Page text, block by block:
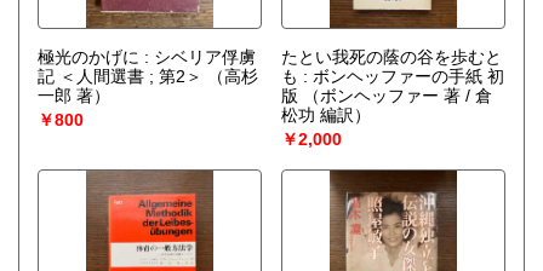
極光のかげに : シベリア俘虜
記 ＜人間選書 ; 第2＞
（高杉
一郎 著）
￥800
たとい我死の蔭の谷を歩むと
も : ボンヘッファーの手紙 初
版
（ボンヘッファー 著 / 倉
松功 編訳）
￥2,000